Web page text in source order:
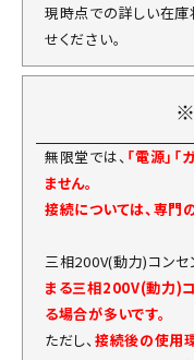
現時点での詳しい在庫
せください。
※
無限堂では、 「電源」
ません。
接続については、専門
三相200V(動力)コンセ
まる三相200V(動力)
る場合が多いです。
ただし、 接続後の使用